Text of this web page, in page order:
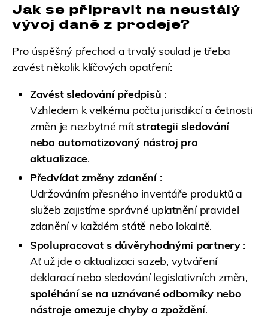
Jak se připravit na neustálý
vývoj daně z prodeje?
Pro úspěšný přechod a trvalý soulad je třeba
zavést několik klíčových opatření:
Zavést sledování předpisů :
Vzhledem k velkému počtu jurisdikcí a četnosti
změn je nezbytné mítstrategii sledování
nebo automatizovaný nástroj pro
aktualizace.
Předvídat změny zdanění:
Udržováním přesného inventáře produktů a
služeb zajistíme správné uplatnění pravidel
zdanění v každém státě nebo lokalitě.
Spolupracovat s důvěryhodnými partnery:
Ať už jde o aktualizaci sazeb, vytváření
deklarací nebo sledování legislativních změn,
spoléhání se na uznávané odborníky nebo
nástroje omezuje chyby a zpoždění.